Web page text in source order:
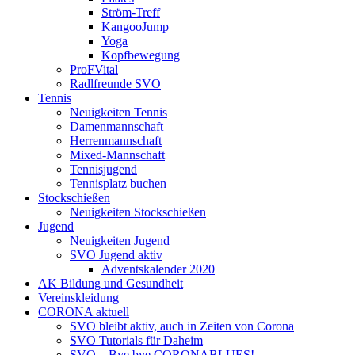
Ström-Treff
KangooJump
Yoga
Kopfbewegung
ProFVital
Radlfreunde SVO
Tennis
Neuigkeiten Tennis
Damenmannschaft
Herrenmannschaft
Mixed-Mannschaft
Tennisjugend
Tennisplatz buchen
Stockschießen
Neuigkeiten Stockschießen
Jugend
Neuigkeiten Jugend
SVO Jugend aktiv
Adventskalender 2020
AK Bildung und Gesundheit
Vereinskleidung
CORONA aktuell
SVO bleibt aktiv, auch in Zeiten von Corona
SVO Tutorials für Daheim